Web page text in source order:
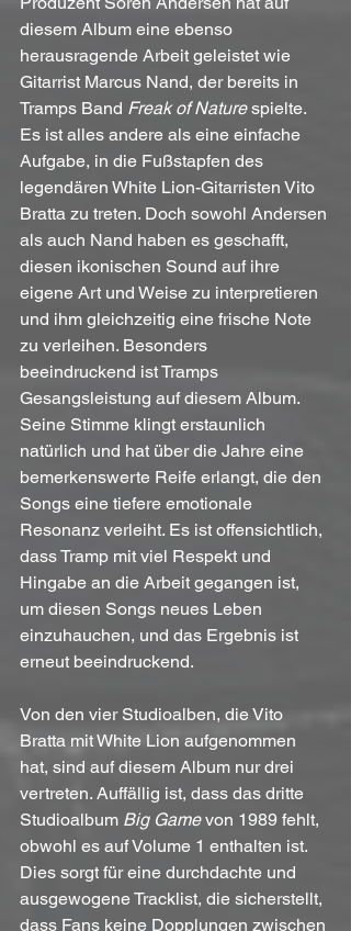
diesem Album eine ebenso
herausragende Arbeit geleistet wie
Gitarrist Marcus Nand, der bereits in
Tramps Band Freak of Nature spielte.
Es ist alles andere als eine einfache
Aufgabe, in die Fußstapfen des
legendären White Lion-Gitarristen Vito
Bratta zu treten. Doch sowohl Andersen
als auch Nand haben es geschafft,
diesen ikonischen Sound auf ihre
eigene Art und Weise zu interpretieren
und ihm gleichzeitig eine frische Note
zu verleihen. Besonders
beeindruckend ist Tramps
Gesangsleistung auf diesem Album.
Seine Stimme klingt erstaunlich
natürlich und hat über die Jahre eine
bemerkenswerte Reife erlangt, die den
Songs eine tiefere emotionale
Resonanz verleiht. Es ist offensichtlich,
dass Tramp mit viel Respekt und
Hingabe an die Arbeit gegangen ist,
um diesen Songs neues Leben
einzuhauchen, und das Ergebnis ist
erneut beeindruckend.
Von den vier Studioalben, die Vito
Bratta mit White Lion aufgenommen
hat, sind auf diesem Album nur drei
vertreten. Auffällig ist, dass das dritte
Studioalbum Big Game von 1989 fehlt,
obwohl es auf Volume 1 enthalten ist.
Dies sorgt für eine durchdachte und
ausgewogene Tracklist, die sicherstellt,
dass Fans keine Dopplungen zwischen